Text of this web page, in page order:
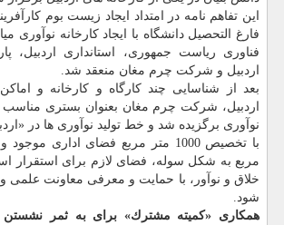
این تفاهم نامه در امتداد ایجاد زیست بوم
فارغ التحصیل دانشگاه با ایجاد كارخانه نوآوری
فناوری ریاست جمهوری، استانداری اردبیل،
اردبیل و شركت چرم مغان منعقد شد.
بعد از شناسایی چند كارگاه و كارخانه و
اردبیل، شركت چرم مغان بعنوان بستری مناسب
نوآوری برگزیده شد و خط تولید نوآوری ها در
مربع به شكل سوله، فضای لازم برای استقرار
خلاق و نوآور، با حمایت و معرفی معاونت علمی
شود.
همكاری «كمیته مشترك» برای به ثمر نشستن